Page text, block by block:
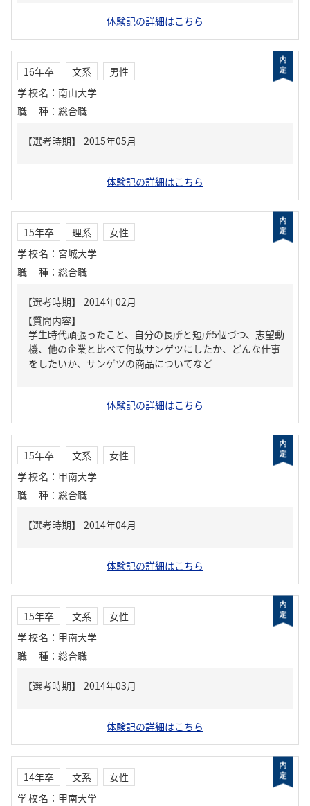
体験記の詳細はこちら
16年卒 文系
男性
学校名 ： 南山大学
職種 ： 総合職
体験記の詳細はこちら
15年卒 理系
女性
学校名 ： 宮城大学
職種 ： 総合職
【質問内容】
学生時代頑張ったこと、自分の長所と短所5個づつ、志望動
機、他の企業と比べて何故サンゲツにしたか、どんな仕事
をしたいか、サンゲツの商品についてなど
体験記の詳細はこちら
15年卒 文系
女性
学校名 ： 甲南大学
職種 ： 総合職
体験記の詳細はこちら
15年卒 文系
女性
学校名 ： 甲南大学
職種 ： 総合職
体験記の詳細はこちら
14年卒 文系
女性
学校名 ： 甲南大学